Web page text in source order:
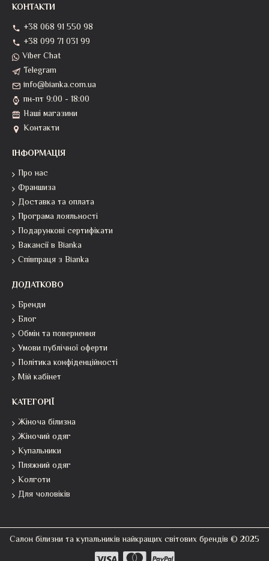
КОНТАКТИ
+38 068 91 550 98
+38 099 71 031 99
Viber Chat
Telegram
info@bianka.com.ua
пн-пт 9:00 - 18:00
Наші магазини
Контакти
ІНФОРМАЦІЯ
Про нас
Франшиза
Доставка та оплата
Програма лояльності
Подарункові сертифікати
Вакансії в Bianka
Співпраця з Bianka
ДОДАТКОВО
Бренди
Блог
Обмін та повернення
Умови публічної оферти
Політика конфіденційності
Мій кабінет
КАТЕГОРІЇ
Жіноча білизна
Жіночий одяг
Купальники
Пляжний одяг
Колготи
Для чоловіків
Салон білизни та купальників найкращих світових брендів © 2025